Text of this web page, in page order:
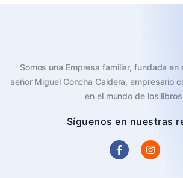
Somos una Empresa familiar, fundada en
señor Miguel Concha Caldera, empresario
en el mundo de los
Síguenos en nuestras